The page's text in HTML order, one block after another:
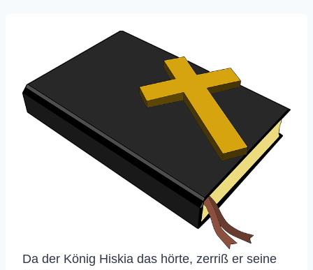
Da der König Hiskia das hörte, zerriß er seine